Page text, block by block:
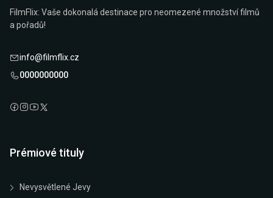
FilmFlix: Vaše dokonalá destinace pro neomezené množství filmů
a pořadů!
info@filmflix.cz
0000000000
Prémiové tituly
Nevysvětlené Jevy